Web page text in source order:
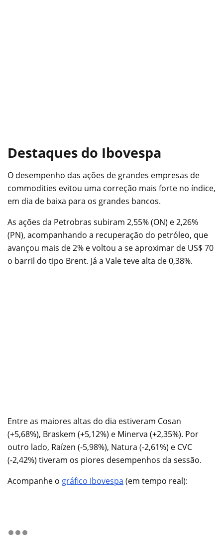
Destaques do Ibovespa
O desempenho das ações de grandes empresas de
commodities evitou uma correção mais forte no índice,
em dia de baixa para os grandes bancos.
As ações da Petrobras subiram 2,55% (ON) e 2,26%
(PN), acompanhando a recuperação do petróleo, que
avançou mais de 2% e voltou a se aproximar de US$ 70
o barril do tipo Brent. Já a Vale teve alta de 0,38%.
Entre as maiores altas do dia estiveram Cosan
(+5,68%), Braskem (+5,12%) e Minerva (+2,35%). Por
outro lado, Raízen (-5,98%), Natura (-2,61%) e CVC
(-2,42%) tiveram os piores desempenhos da sessão.
Acompanhe o gráfico Ibovespa (em tempo real):